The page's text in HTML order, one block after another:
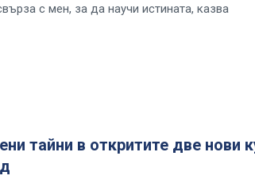
с мен, за да научи истината, казва
тайни в откритите две нови